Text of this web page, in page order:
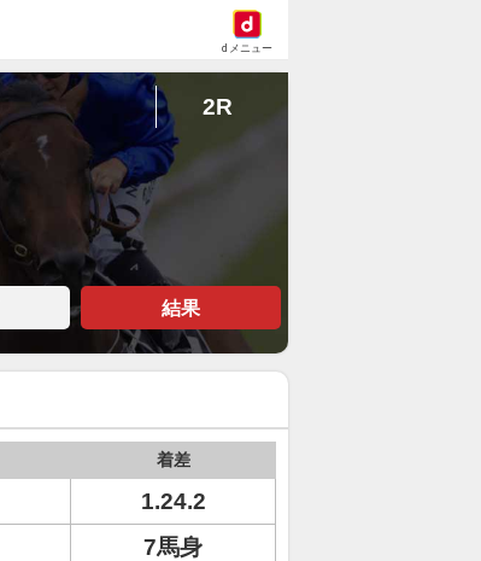
dメニュー
2R
結果
着差
1.24.2
7馬身